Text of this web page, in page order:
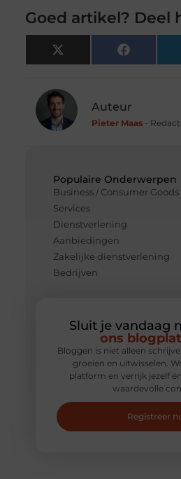
Populaire Onderwerpen
Business / Consumer
Services
Dienstverlening
Aanbiedingen
Zakelijke dienstverlening
Bedrijven
Sluit je vandaag
ons
Bloggen is niet alleen
groeien en uitwisselen.
platform en verrijk jezelf
waardevolle
Registreer
Goed artikel? Deel
X
(Twitter)
Facebook
Auteur
Pieter Maas-